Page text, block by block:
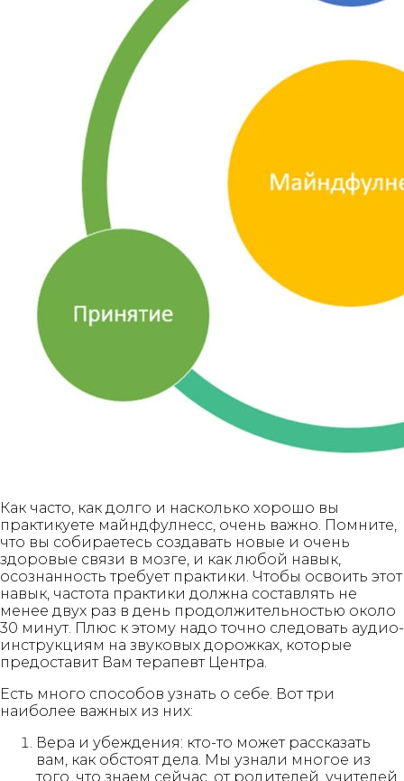
Как часто, как долго и насколько хорошо вы
практикуете майндфулнесс, очень важно. Помните,
что вы собираетесь создавать новые и очень
здоровые связи в мозге, и как любой навык,
осознанность требует практики. Чтобы освоить этот
навык, частота практики должна составлять не
менее двух раз в день продолжительностью около
30 минут. Плюс к этому надо точно следовать аудио-
инструкциям на звуковых дорожках, которые
предоставит Вам терапевт Центра.
Есть много способов узнать о себе. Вот три
наиболее важных из них:
Вера и убеждения: кто-то может рассказать
вам, как обстоят дела. Мы узнали многое из
того, что знаем сейчас, от родителей, учителей